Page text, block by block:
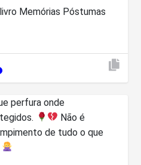
Memórias Póstumas
perfura onde
Não é
de tudo o que